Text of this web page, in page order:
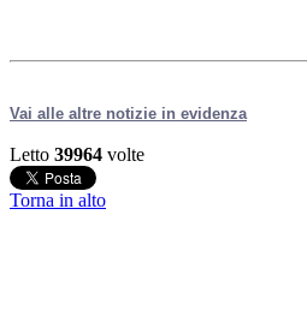
Vai alle altre notizie in evidenza
Letto 39964 volte
Torna in alto